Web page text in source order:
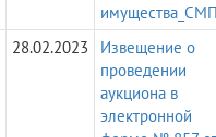
28.02.2023
Извещение о
проведении
аукциона в
электронной